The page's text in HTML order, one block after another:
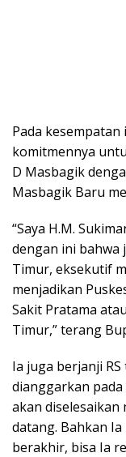
Pada
komitmennya
D Masbagik
Masbagik Baru
“Saya H.M.
dengan ini bahwa
Timur, eksekutif
menjadikan
Sakit Pratama
Timur,” terang
Ia juga berjanji
dianggarkan
akan diselesaikan
datang. Bahkan
berakhir, bisa Ia